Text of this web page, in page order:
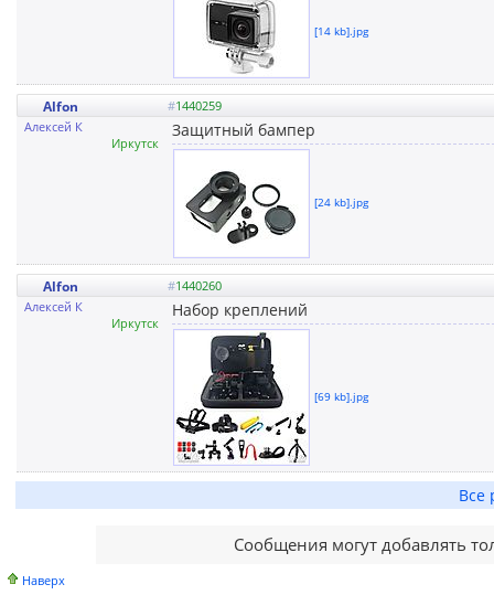
[14 kb].jpg
Alfon #1440259
Алексей К
Иркутск
Защитный бампер
[24 kb].jpg
Alfon #1440260
Алексей К
Иркутск
Набор креплений
[69 kb].jpg
Все
Сообщения могут добавлять
Наверх